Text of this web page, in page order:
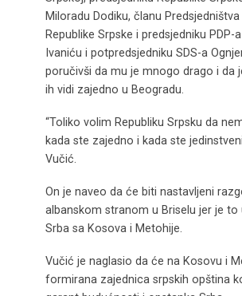
Miloradu Dodiku, članu Predsjedništva
Republike Srpske i predsjedniku PDP-
Ivaniću i potpredsjedniku SDS-a
poručivši da mu je mnogo drago i da
ih vidi zajedno u Beogradu.
“Toliko volim Republiku Srpsku da
kada ste zajedno i kada ste
Vučić.
On je naveo da će biti nastavljeni
albanskom stranom u Briselu jer je to
Srba sa Kosova i Metohije.
Vučić je naglasio da će na Kosovu i
formirana zajednica srpskih opština